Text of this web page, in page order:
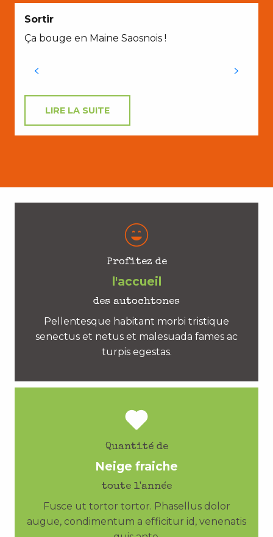
Sortir
Ça bouge en Maine Saosnois !
LIRE LA SUITE
Profitez de
l'accueil
des autochtones
Pellentesque habitant morbi tristique
senectus et netus et malesuada fames ac
turpis egestas.
Quantité de
Neige fraiche
toute l'année
Fusce ut tortor tortor. Phasellus dolor
augue, condimentum a efficitur id, venenatis